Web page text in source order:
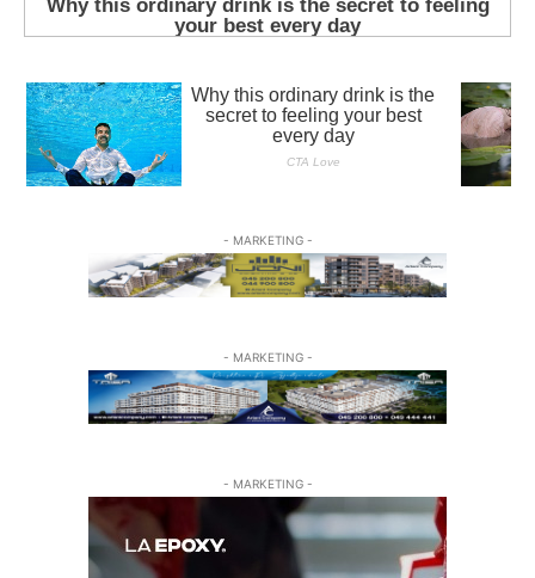
- MARKETING -
- MARKETING -
- MARKETING -